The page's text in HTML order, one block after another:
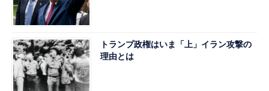
トランプ政権はいま「上」イラン攻撃の
理由とは